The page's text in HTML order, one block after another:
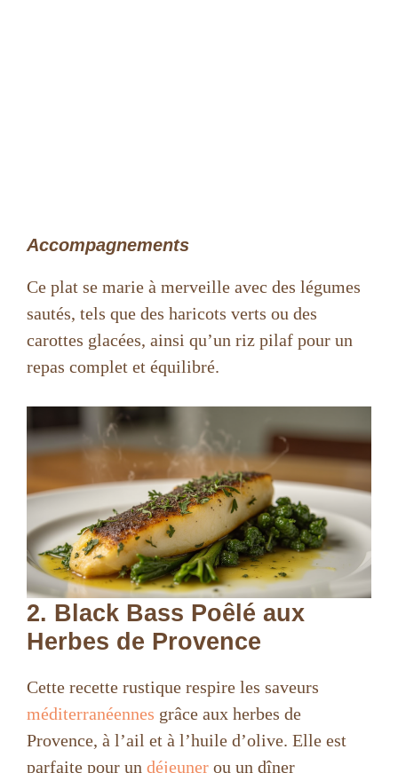
Accompagnements
Ce plat se marie à merveille avec des légumes
sautés, tels que des haricots verts ou des
carottes glacées, ainsi qu’un riz pilaf pour un
repas complet et équilibré.
2. Black Bass Poêlé aux
Herbes de Provence
Cette recette rustique respire les saveurs
méditerranéennes grâce aux herbes de
Provence, à l’ail et à l’huile d’olive. Elle est
parfaite pour un déjeuner ou un dîner